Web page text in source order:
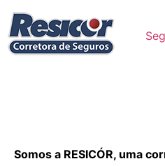
Somos a RESICÓR, uma